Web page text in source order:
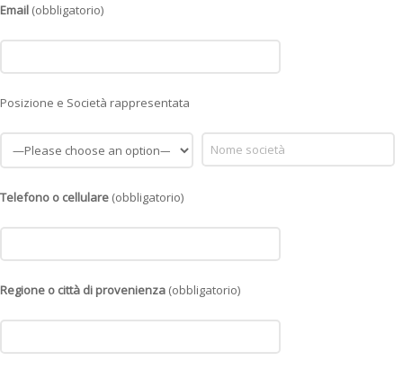
Email (obbligatorio)
Posizione e Società rappresentata
Telefono o cellulare (obbligatorio)
Regione o città di provenienza (obbligatorio)